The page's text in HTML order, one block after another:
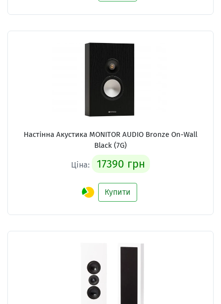
Настінна Акустика MONITOR AUDIO Bronze On-Wall
Black (7G)
Ціна: 17390 грн
Купити